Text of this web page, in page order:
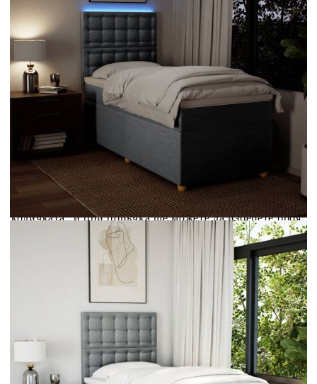
Дължина на захранващия кабел:
Клас на защита:
Дължина на USB кабела:
Материал за пълнеж:
Покет пружини, пяна
Купи на изплащане
Боксспринг легло с матрак, светлосива, 90x190 см,
плат
Please select credit institution
Цена на продукта: €368.00
Extraction of information from credit institutions
Предоставената таблица е с информационна цел.
Добавете продукта в количката си с бутона "Добави в
количката" и при поръчка ще можете да изберете броя
вноски на кредита.
Acest tabel are caracter informativ. Adăugați produsul în
coșul de cumpărături unde veți putea selecta detaliile
cererii de creditare.
Предоставената таблица е с информационна цел.
Добавете продукта в количката си с бутона "Добави в
количката" и при поръчка ще можете да изберете броя
вноски на кредита.